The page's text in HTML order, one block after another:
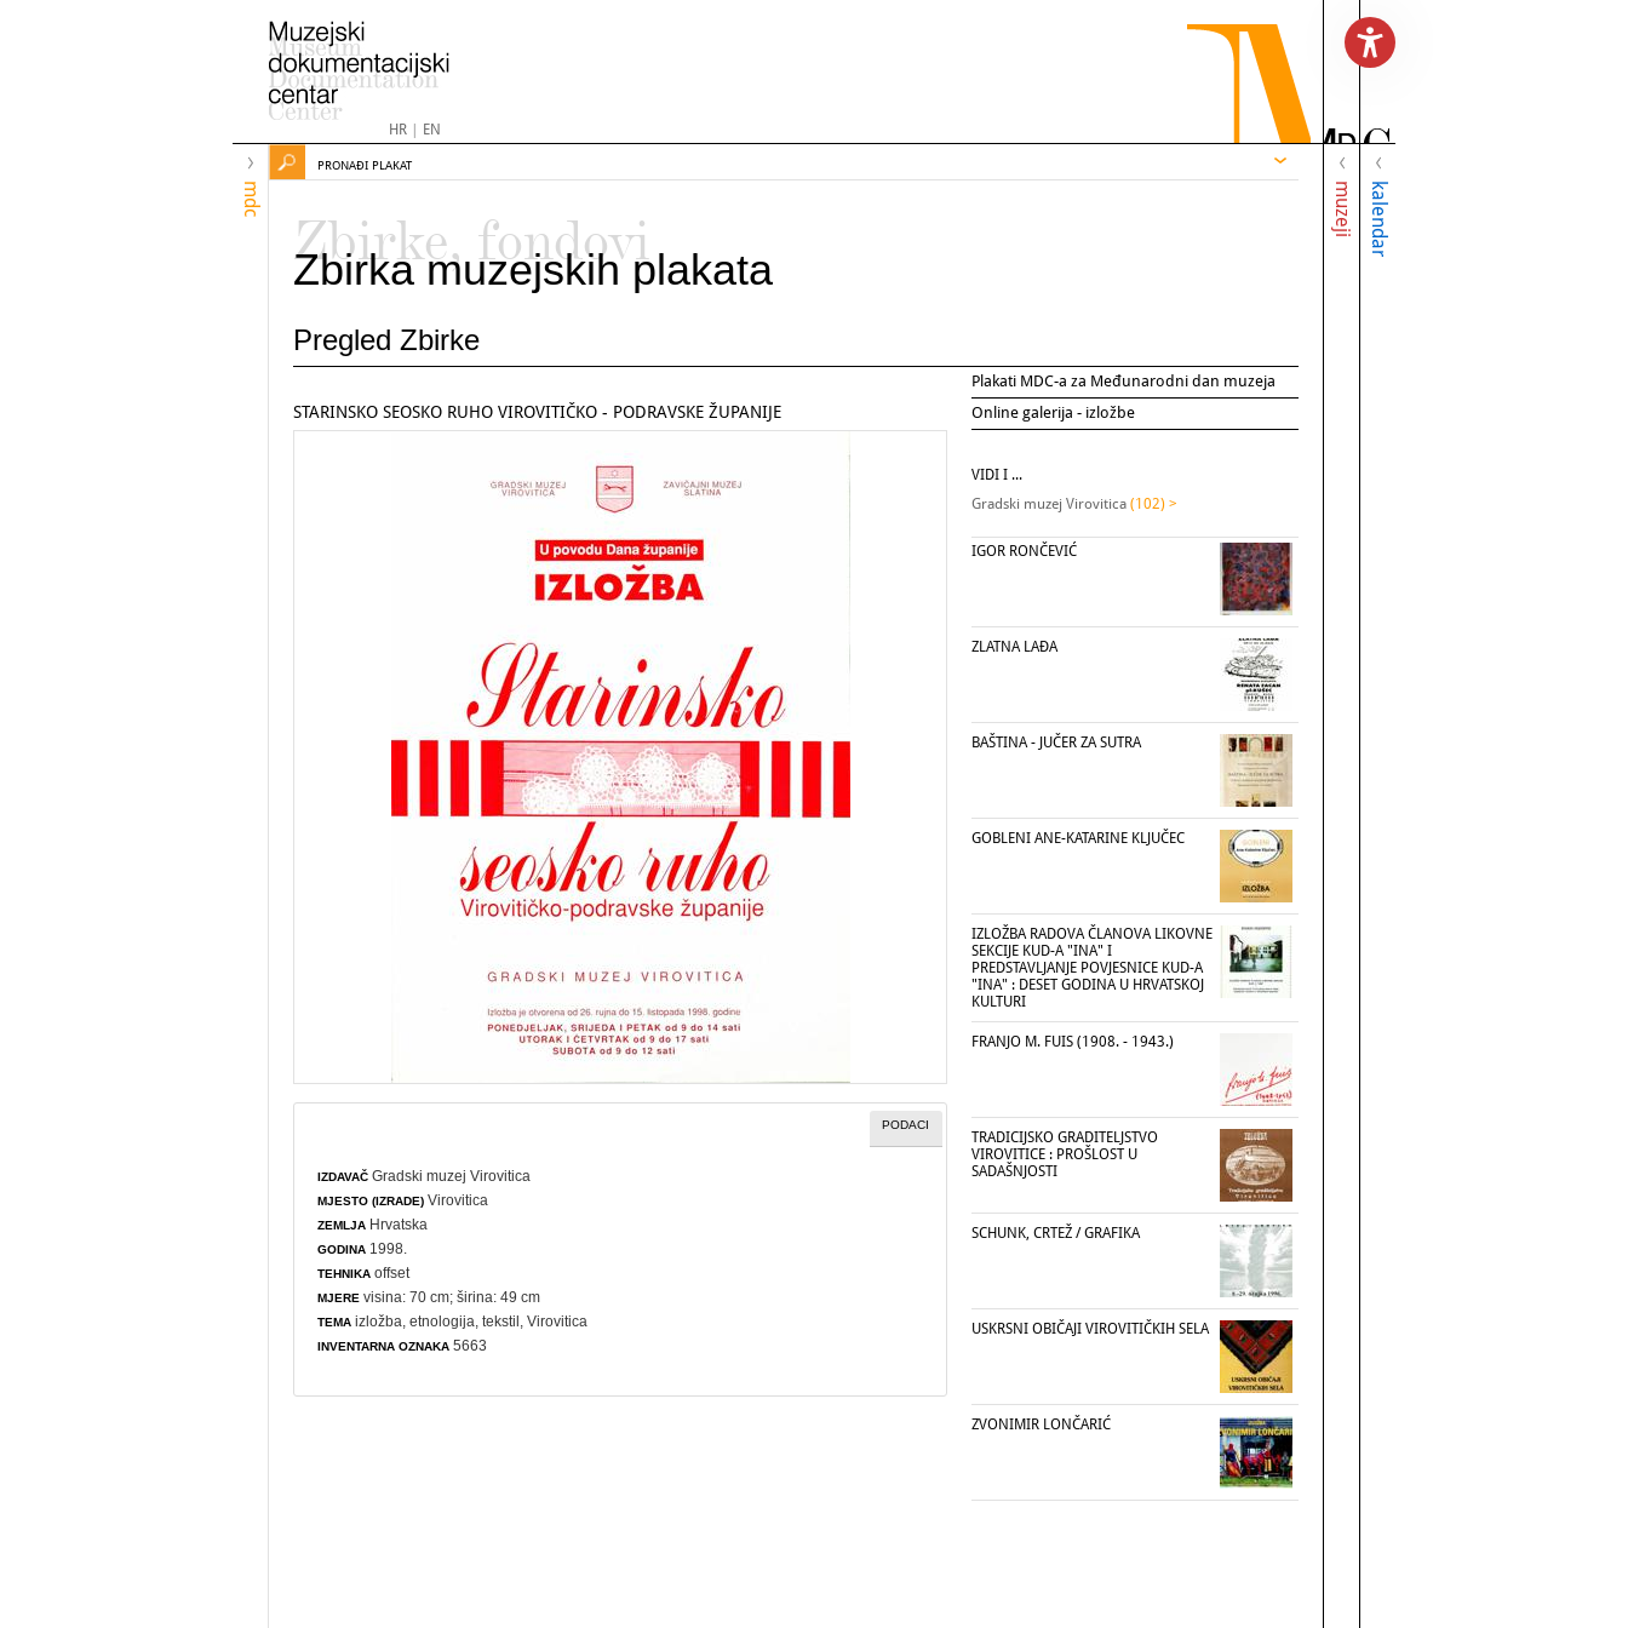
HR| EN
mdc muzeji kalendar
PRONAĐI PLAKAT
Zbirke, fondovi
Zbirka muzejskih plakata
Pregled Zbirke
Plakati MDC-a za Međunarodni dan muzeja
Online galerija - izložbe
STARINSKO SEOSKO RUHO VIROVITIČKO - PODRAVSKE ŽUPANIJE
PODACI
IZDAVAČ Gradski muzej Virovitica
MJESTO (IZRADE) Virovitica
ZEMLJA Hrvatska
GODINA 1998.
TEHNIKA offset
MJERE visina: 70 cm; širina: 49 cm
TEMA izložba ,etnologija ,tekstil , Virovitica
INVENTARNA OZNAKA 5663
VIDI I ...
Gradski muzej Virovitica (102) >
IGOR RONČEVIĆ
ZLATNA LAĐA
BAŠTINA - JUČER ZA SUTRA
GOBLENI ANE-KATARINE KLJUČEC
IZLOŽBA RADOVA ČLANOVA LIKOVNE
SEKCIJE KUD-A "INA" I
PREDSTAVLJANJE POVJESNICE KUD-A
"INA" : DESET GODINA U HRVATSKOJ
KULTURI
FRANJO M. FUIS (1908. - 1943.)
TRADICIJSKO GRADITELJSTVO
VIROVITICE : PROŠLOST U
SADAŠNJOSTI
SCHUNK, CRTEŽ / GRAFIKA
USKRSNI OBIČAJI VIROVITIČKIH SELA
ZVONIMIR LONČARIĆ